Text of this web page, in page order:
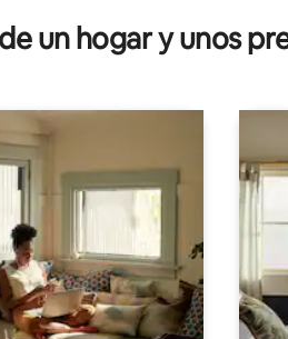
un hogar y unos